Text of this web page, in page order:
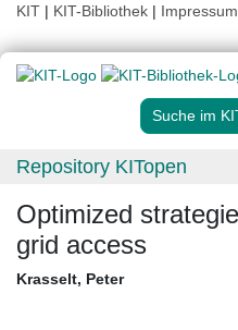
KIT | KIT-Bibliothek | Impressum
Suche im
Repository KITopen
Optimized
grid access
Krasselt, Peter